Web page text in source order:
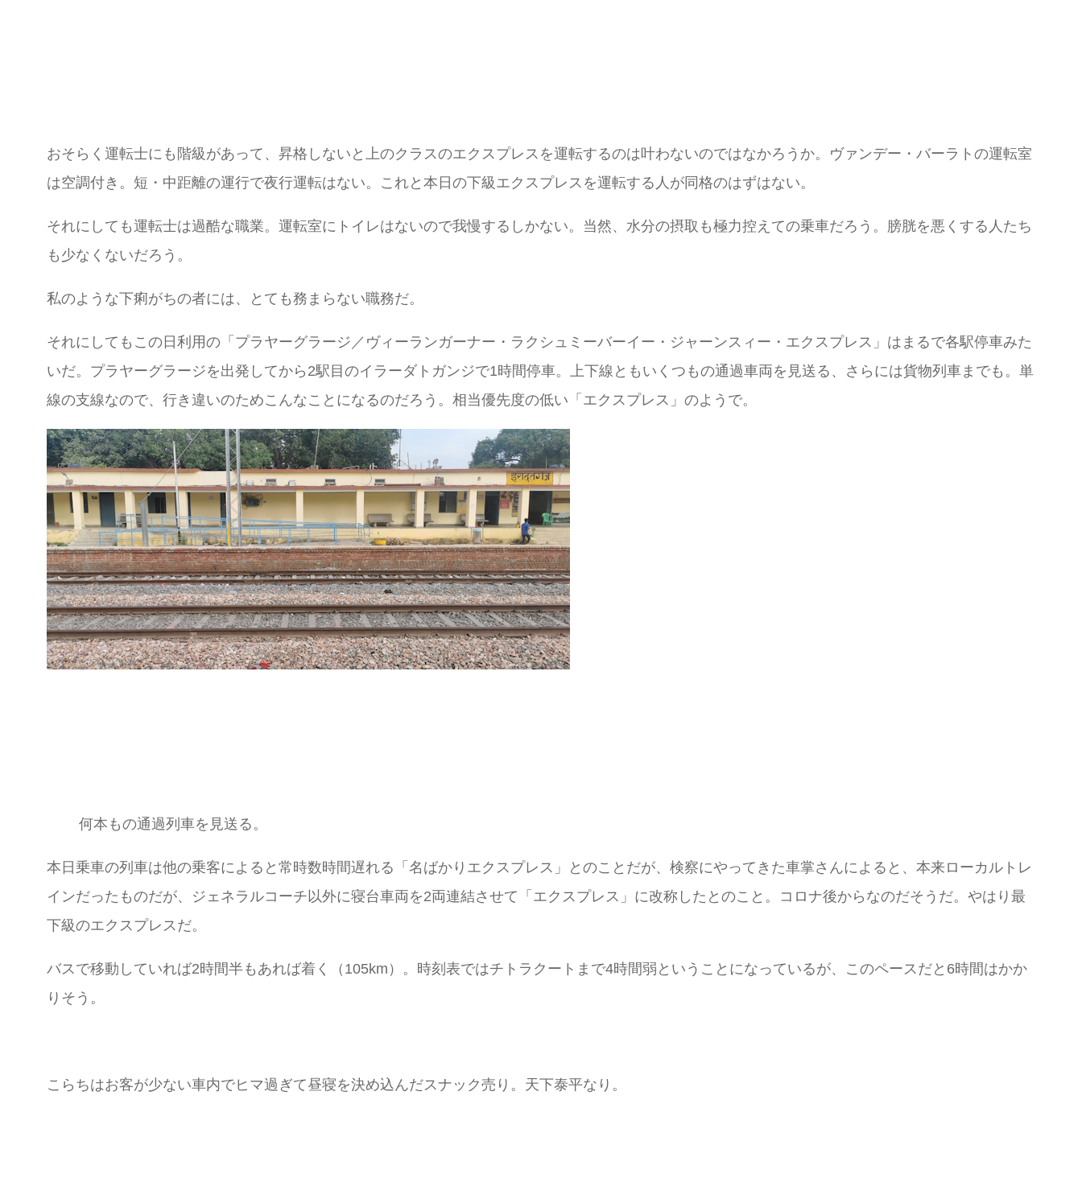
おそらく運転士にも階級があって、昇格しないと上のクラスのエクスプレスを運転するのは叶わないのではなかろうか。ヴァンデー・バーラトの運転室
は空調付き。短・中距離の運行で夜行運転はない。これと本日の下級エクスプレスを運転する人が同格のはずはない。
それにしても運転士は過酷な職業。運転室にトイレはないので我慢するしかない。当然、水分の摂取も極力控えての乗車だろう。膀胱を悪くする人たち
も少なくないだろう。
私のような下痢がちの者には、とても務まらない職務だ。
それにしてもこの日利用の「プラヤーグラージ／ヴィーランガーナー・ラクシュミーバーイー・ジャーンスィー・エクスプレス」はまるで各駅停車みた
いだ。プラヤーグラージを出発してから2駅目のイラーダトガンジで1時間停車。上下線ともいくつもの通過車両を見送る、さらには貨物列車までも。単
線の支線なので、行き違いのためこんなことになるのだろう。相当優先度の低い「エクスプレス」のようで。
何本もの通過列車を見送る。
本日乗車の列車は他の乗客によると常時数時間遅れる「名ばかりエクスプレス」とのことだが、検察にやってきた車掌さんによると、本来ローカルトレ
インだったものだが、ジェネラルコーチ以外に寝台車両を2両連結させて「エクスプレス」に改称したとのこと。コロナ後からなのだそうだ。やはり最
下級のエクスプレスだ。
バスで移動していれば2時間半もあれば着く（105km）。時刻表ではチトラクートまで4時間弱ということになっているが、このペースだと6時間はかか
りそう。
こらちはお客が少ない車内でヒマ過ぎて昼寝を決め込んだスナック売り。天下泰平なり。